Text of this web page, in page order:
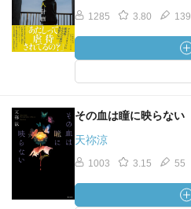
1285 3.80 139
その血は瞳に映らない
天祢涼
1003 3.15 55